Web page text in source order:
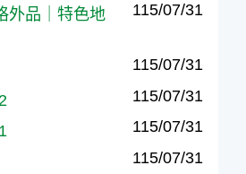
外品｜特色地
115/07/31
115/07/31
115/07/31
115/07/31
115/07/31